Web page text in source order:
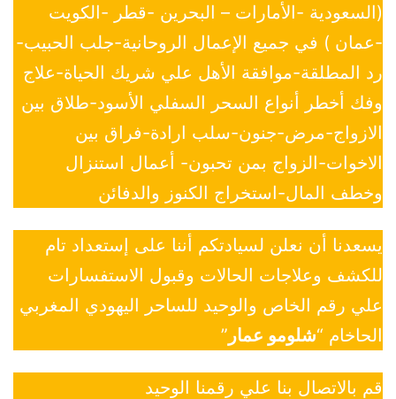
(السعودية -الأمارات – البحرين -قطر -الكويت
-عمان ) في جميع الإعمال الروحانية-جلب الحبيب-
رد المطلقة-موافقة الأهل علي شريك الحياة-علاج
وفك أخطر أنواع السحر السفلي الأسود-طلاق بين
الازواج-مرض-جنون-سلب ارادة-فراق بين
الاخوات-الزواج بمن تحبون- أعمال استنزال
وخطف المال-استخراج الكنوز والدفائن
يسعدنا أن نعلن لسيادتكم أننا على إستعداد تام
للكشف وعلاجات الحالات وقبول الاستفسارات
علي رقم الخاص والوحيد للساحر اليهودي المغربي
الحاخام “شلومو عمار ”
قم بالاتصال بنا علي رقمنا الوحيد